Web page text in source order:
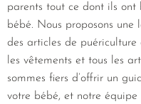
parents tout ce dont ils ont
bébé. Nous proposons
des articles de puériculture
les vêtements et tous les
sommes fiers d’offrir un
votre bébé, et notre équipe